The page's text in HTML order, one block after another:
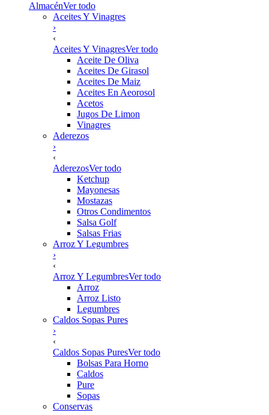
AlmacénVer todo
Aceites Y Vinagres
›
‹
Aceites Y VinagresVer todo
Aceite De Oliva
Aceites De Girasol
Aceites De Maiz
Aceites En Aeorosol
Acetos
Jugos De Limon
Vinagres
Aderezos
›
‹
AderezosVer todo
Ketchup
Mayonesas
Mostazas
Otros Condimentos
Salsa Golf
Salsas Frias
Arroz Y Legumbres
›
‹
Arroz Y LegumbresVer todo
Arroz
Arroz Listo
Legumbres
Caldos Sopas Pures
›
‹
Caldos Sopas PuresVer todo
Bolsas Para Horno
Caldos
Pure
Sopas
Conservas